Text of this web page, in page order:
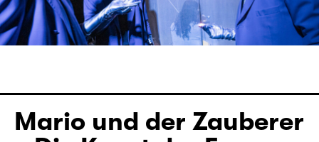
Mario und der Zauberer